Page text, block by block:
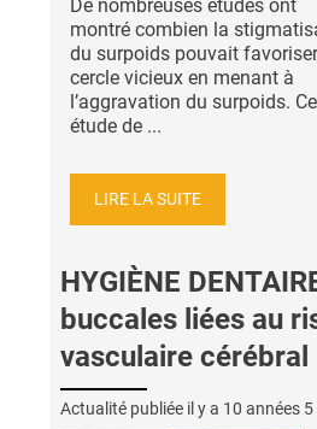
De nombreuses études ont
montré combien la
du surpoids pouvait
cercle vicieux en menant à
l’aggravation du surpoids.
étude de ...
LIRE LA SUITE
HYGIÈNE
buccales liées au
vasculaire cérébral
Actualité publiée il y a 10 années